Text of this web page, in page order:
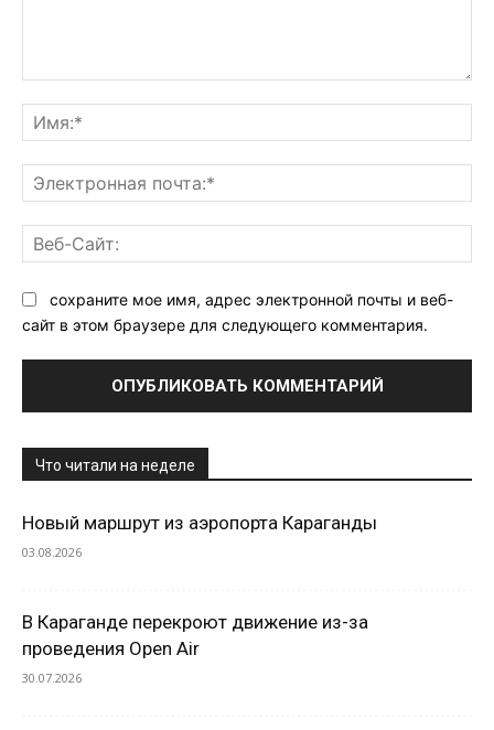
сохраните мое имя, адрес электронной почты и веб-
сайт в этом браузере для следующего комментария.
Что читали на неделе
Новый маршрут из аэропорта Караганды
03.08.2026
В Караганде перекроют движение из-за
проведения Open Air
30.07.2026